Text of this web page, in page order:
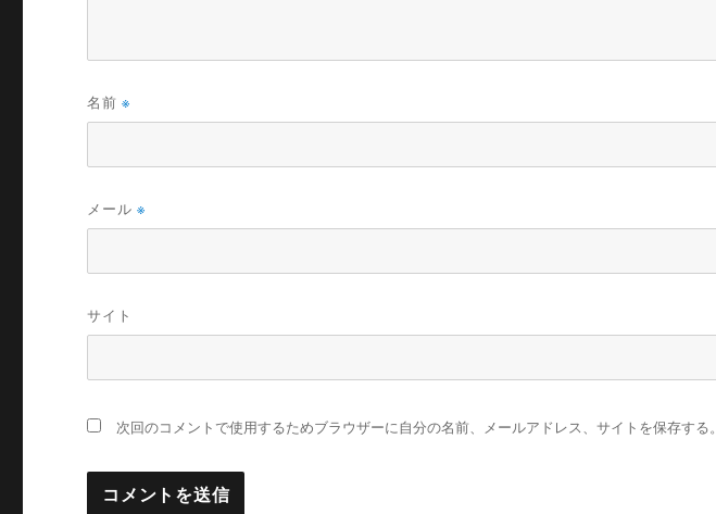
名前※
メール※
サイト
次回のコメントで使用するためブラウザーに自分の名前、メールアドレス、サイトを保存する。